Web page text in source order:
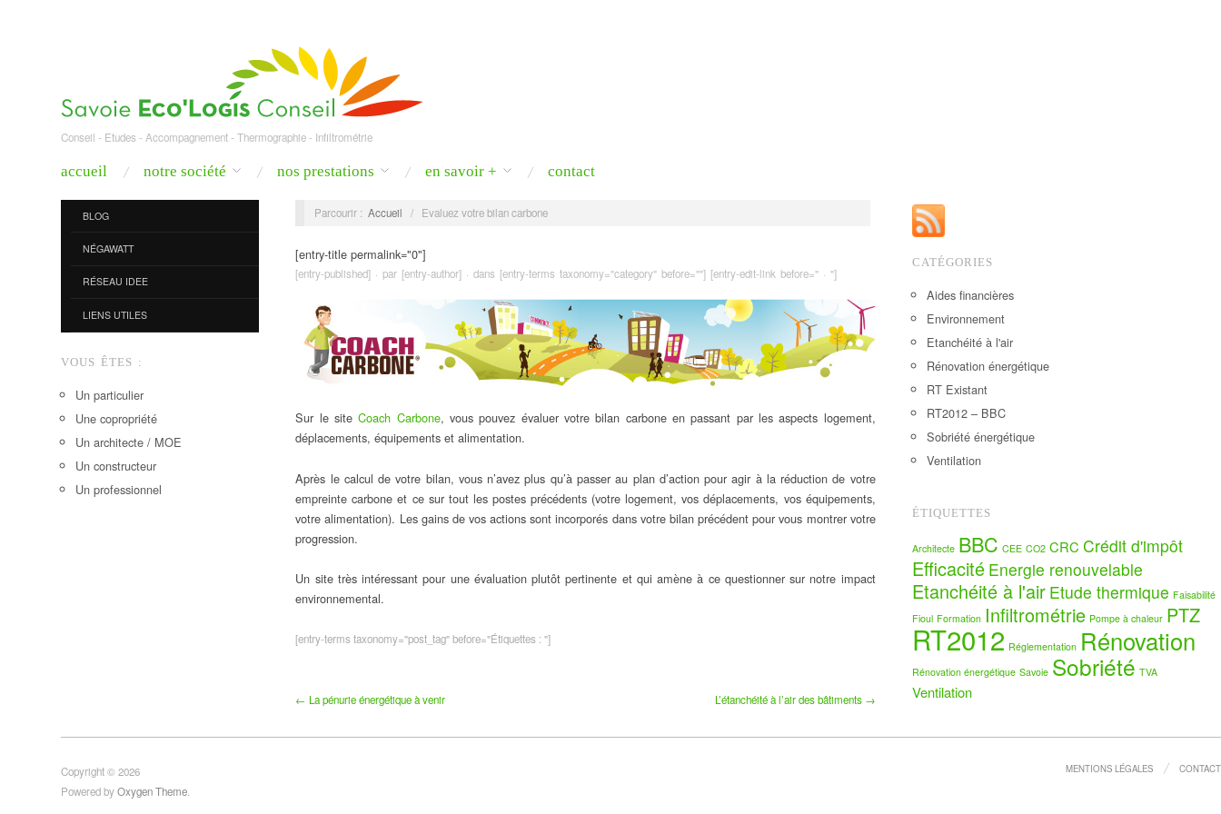
Conseil - Etudes - Accompagnement - Thermographie - Infiltrométrie
accueil notre société nos prestations en savoir + contact
BLOG
NÉGAWATT
RÉSEAU IDEE
LIENS UTILES
VOUS ÊTES :
Un particulier
Une copropriété
Un architecte / MOE
Un constructeur
Un professionnel
Parcourir : Accueil / Evaluez votre bilan carbone
[entry-title permalink="0"]
[entry-published] · par [entry-author] · dans [entry-terms taxonomy="category" before=""] [entry-edit-link before=" · "]
Sur le siteCoach Carbone, vous pouvez évaluer votre bilan carbone en passant par les aspects logement,
déplacements, équipements et alimentation.
Après le calcul de votre bilan, vous n’avez plus qu’à passer au plan d’action pour agir à la réduction de votre
empreinte carbone et ce sur tout les postes précédents (votre logement, vos déplacements, vos équipements,
votre alimentation). Les gains de vos actions sont incorporés dans votre bilan précédent pour vous montrer votre
progression.
Un site très intéressant pour une évaluation plutôt pertinente et qui amène à ce questionner sur notre impact
environnemental.
[entry-terms taxonomy="post_tag" before="Étiquettes : "]
← La pénurie énergétique à venir L’étanchéité à l’air des bâtiments →
CATÉGORIES
Aides financières
Environnement
Etanchéité à l'air
Rénovation énergétique
RT Existant
RT2012 – BBC
Sobriété énergétique
Ventilation
ÉTIQUETTES
Architecte BBC CEE CO2 CRC Crédit d'impôt
Efficacité Energie renouvelable
Etanchéité à l'air Etude thermique Faisabilité
Fioul Formation Infiltrométrie Pompe à chaleur PTZ
RT2012 Réglementation Rénovation
Rénovation énergétique Savoie Sobriété TVA
Ventilation
Copyright © 2026
Powered byOxygen Theme.
MENTIONS LÉGALES CONTACT